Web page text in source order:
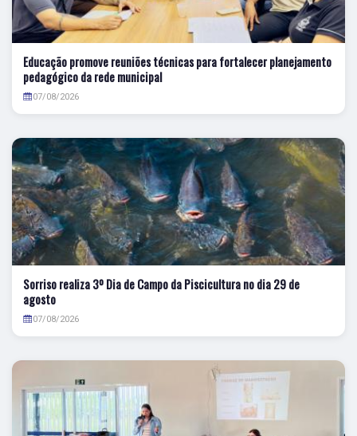
Educação promove reuniões técnicas para fortalecer planejamento
pedagógico da rede municipal
07/08/2026
Sorriso realiza 3º Dia de Campo da Piscicultura no dia 29 de
agosto
07/08/2026